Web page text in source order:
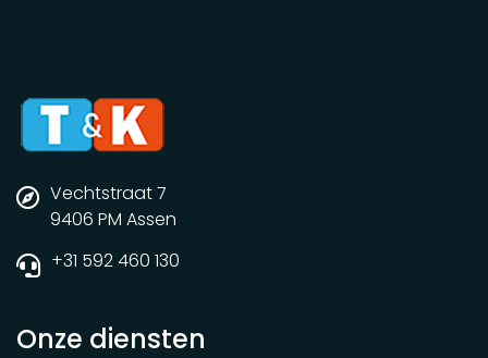
Vechtstraat 7
9406 PM Assen
+31 592 460 130
Onze diensten